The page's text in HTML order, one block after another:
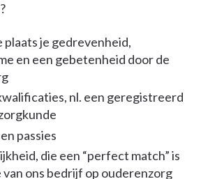
plaats je gedrevenheid,
en een gebetenheid door de
nl. een geregistreerd
passies
die een “perfect match” is
van ons bedrijf op ouderenzorg